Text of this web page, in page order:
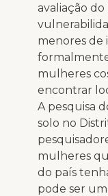
avaliação
menores de
formalmente
mulheres
encontrar
A pesquisa
solo no
mulheres
do país
pode ser